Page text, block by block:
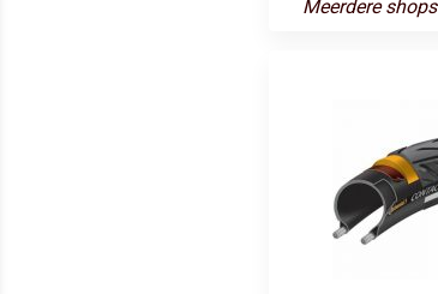
Meerdere shops